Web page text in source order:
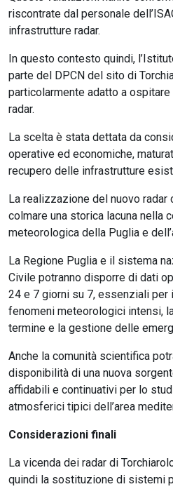
riscontrate dal personale
infrastrutture radar.
In questo contesto quindi,
parte del DPCN del sito di
particolarmente adatto a
radar.
La scelta è stata dettata da
operative ed economiche,
recupero delle infrastrutture
La realizzazione del nuovo radar
colmare una storica lacuna nella
meteorologica della Puglia e
La Regione Puglia e il sistema
Civile potranno disporre di dati
24 e 7 giorni su 7, essenziali per
fenomeni meteorologici intensi,
termine e la gestione delle
Anche la comunità scientifica
disponibilità di una nuova
affidabili e continuativi per lo
atmosferici tipici dell’area
Considerazioni finali
La vicenda dei radar di
quindi la sostituzione di sistemi